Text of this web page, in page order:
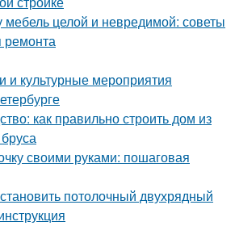
целой и невредимой: советы
ремонта
и культурные мероприятия
как правильно строить дом из
своими руками: пошаговая
потолочный двухрядный